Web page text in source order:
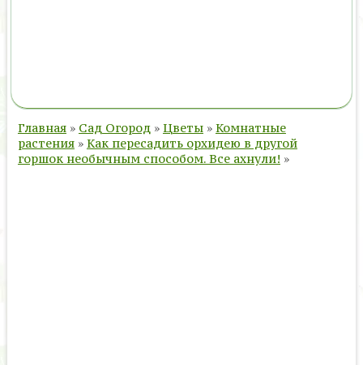
Главная » Сад Огород » Цветы » Комнатные
растения » Как пересадить орхидею в другой
горшок необычным способом. Все ахнули! »